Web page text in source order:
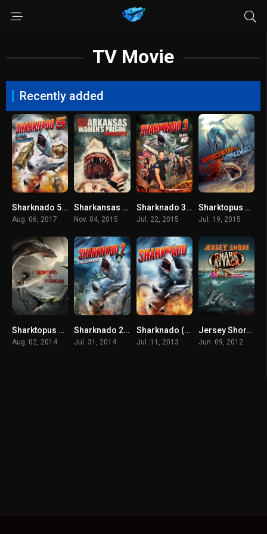
TV Movie
Recently added
Sharknado 5 Global Swarming (2017) ฝูงฉลามทอร์นาโด 5
Aug. 06, 2017
Sharkansas Women’s Prison Massacre (2015) อสูรฉลามกัดคุกแตก
Nov. 04, 2015
Sharknado 3: Oh Hell No! (2015) ฝูงฉลามทอร์นาโด 3
Jul. 22, 2015
Sharktopus vs. Whalewolf (2015) ชาร์กโทปุส ปะทะ เวลวูล์ฟ สงครามอสูรใต้ทะเล
Jul. 19, 2015
Sharktopus VS Pteracuda (2014) สงครามสัตว์ประหลาดใต้สมุทร
Aug. 02, 2014
Sharknado 2: The Second One (2014) ฝูงฉลามทอร์นาโด 2
Jul. 31, 2014
Sharknado (2013) ฝูงฉลามทอร์นาโด
Jul. 11, 2013
Jersey Shore Shark Attack (2012) ฉลามคลั่งทะเลเลือด
Jun. 09, 2012